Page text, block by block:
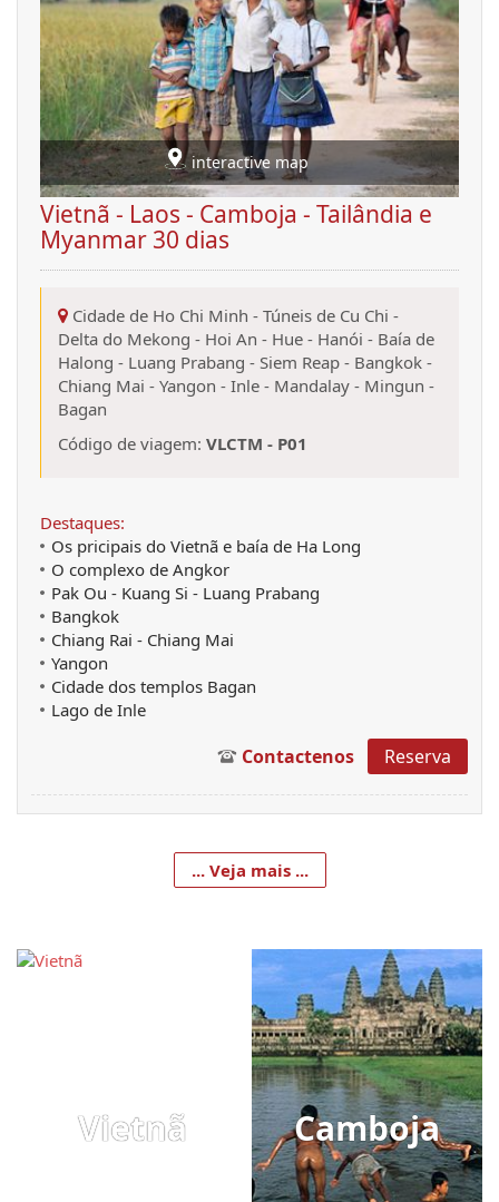
interactive map
Vietnã - Laos - Camboja - Tailândia e
Myanmar 30 dias
Cidade de Ho Chi Minh - Túneis de Cu Chi -
Delta do Mekong - Hoi An - Hue - Hanói - Baía de
Halong - Luang Prabang - Siem Reap - Bangkok -
Chiang Mai - Yangon - Inle - Mandalay - Mingun -
Bagan
Código de viagem: VLCTM - P01
Destaques:
Os pricipais do Vietnã e baía de Ha Long
O complexo de Angkor
Pak Ou - Kuang Si - Luang Prabang
Bangkok
Chiang Rai - Chiang Mai
Yangon
Cidade dos templos Bagan
Lago de Inle
Contactenos Reserva
... Veja mais ...
Vietnã Camboja